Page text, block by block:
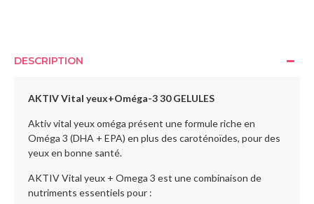
DESCRIPTION
AKTIV Vital yeux+Oméga-3 30 GELULES
Aktiv vital yeux oméga présent une formule riche en
Oméga 3 (DHA + EPA) en plus des caroténoïdes, pour des
yeux en bonne santé.
AKTIV Vital yeux + Omega 3 est une combinaison de
nutriments essentiels pour :